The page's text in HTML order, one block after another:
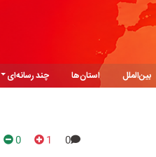
بین‌الملل استان‌ها
چند رسانه‌ای
0
1
0